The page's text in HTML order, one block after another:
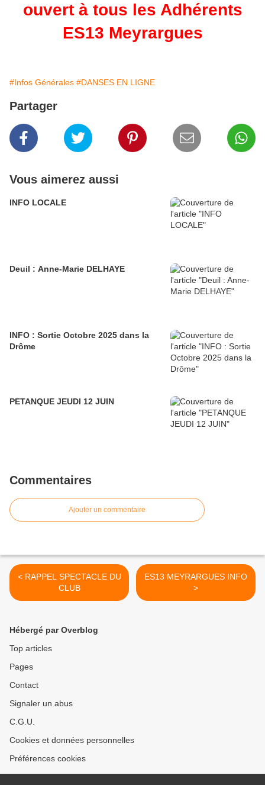
ouvert à tous les Adhérents
ES13 Meyrargues
#Infos Générales #DANSES EN LIGNE
Partager
Vous aimerez aussi
INFO LOCALE
Deuil : Anne-Marie DELHAYE
INFO : Sortie Octobre 2025 dans la
Drôme
PETANQUE JEUDI 12 JUIN
Commentaires
Ajouter un commentaire
< RAPPEL SPECTACLE DU
CLUB
ES13 MEYRARGUES INFO
>
Hébergé par Overblog
Top articles
Pages
Contact
Signaler un abus
C.G.U.
Cookies et données personnelles
Préférences cookies